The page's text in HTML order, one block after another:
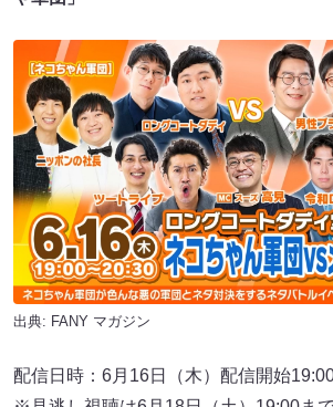
出典: FANY マガジン
配信日時：6月16日（木）配信開始